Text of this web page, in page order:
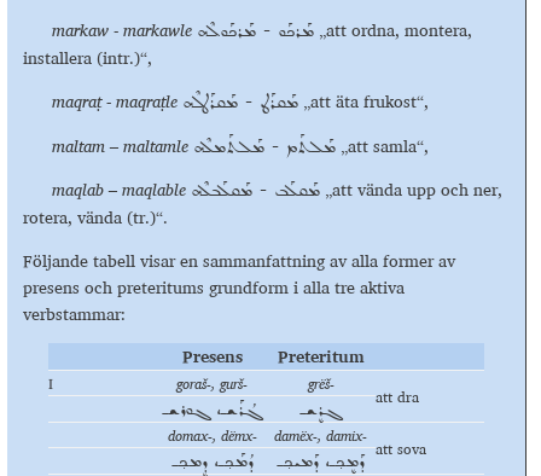
markaw-markawle ܡܰܪܟܰܘ - ܡܰܪܟܰܘܠܶܗ „att ordna, montera,
installera (intr.)“,
maqraṭ - maqraṭle ܡܰܩܪܰܛ - ܡܰܩܪܰܛܠܶܗ „att äta frukost“,
maltam – maltamle ܡܰܠܬܰܡ - ܡܰܠܬܰܡܠܶܗ „att samla“,
maqlab – maqlable ܡܰܩܠܰܒ - ܡܰܩܠܰܒܠܶܗ „att vända upp och ner,
rotera, vända (tr.)“.
Följande tabell visar en sammanfattning av alla former av
presens och preteritums grundform i alla tre aktiva
verbstammar:
Presens Preteritum
I goraš-, gurš- grёš- att dra ܓܳܪܰܫـ، ܓܘܪܫـ ܓܪܷܫـ
domax-, dёmx- damёx-, damix- att sova ܕܳܡܰܟ݂ـ، ܕܷܡܟ݂ـ ܕܰܡܷܟ݂ـ، ܕܰܡܝܟ݂ـ